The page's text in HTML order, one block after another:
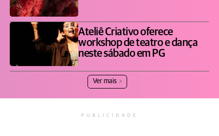
Ateliê Criativo oferece
workshop de teatro e dança
neste sábado em PG
Ver mais
PUBLICIDADE